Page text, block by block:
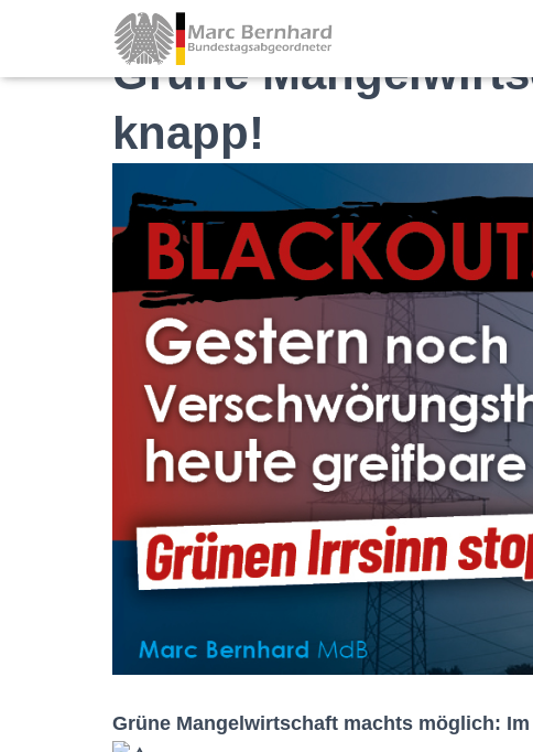
Grüne
knapp!
Grüne Mangelwirtschaft machts möglich: